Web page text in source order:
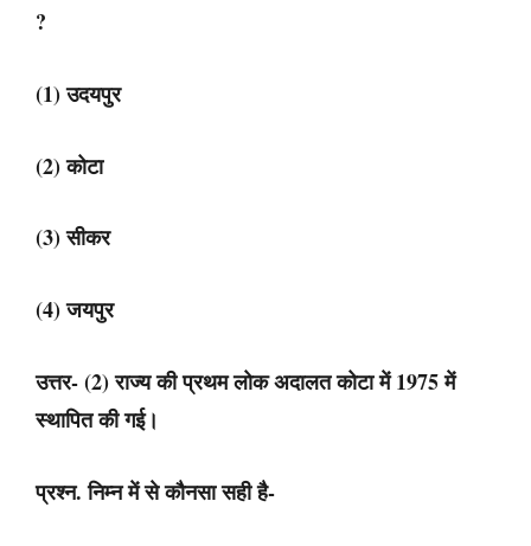
?
(1) उदयपुर
(2) कोटा
(3) सीकर
(4) जयपुर
उत्तर- (2) राज्य की प्रथम लोक अदालत कोटा में 1975 में
स्थापित की गई।
प्रश्न. निम्न में से कौनसा सही है-